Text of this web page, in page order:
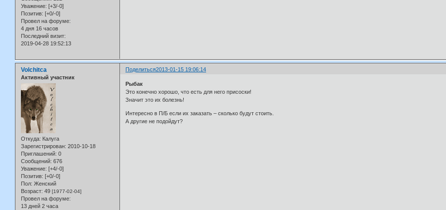
Уважение: [+3/-0]
Позитив: [+0/-0]
Провел на форуме:
4 дня 16 часов
Последний визит:
2019-04-28 19:52:13
Поделиться2013-01-15 19:06:14
Volchitca
Активный участник
Откуда: Калуга
Зарегистрирован: 2010-10-18
Приглашений: 0
Сообщений: 676
Уважение: [+4/-0]
Позитив: [+0/-0]
Пол: Женский
Возраст: 49 [1977-02-04]
Провел на форуме:
13 дней 2 часа
Рыбак
Это конечно хорошо, что есть для него присоски!
Значит это их болезнь!
Интересно в П/Б если их заказать – сколько будут стоить.
А другие не подойдут?